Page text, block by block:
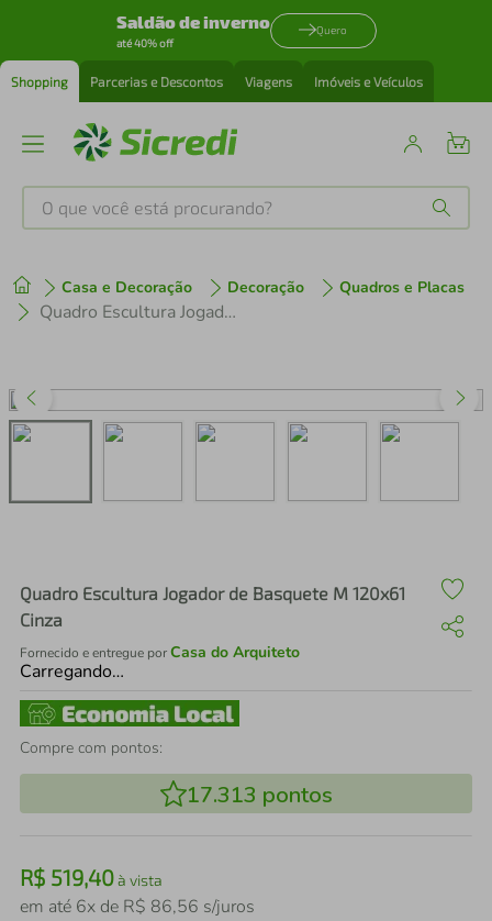
Saldão de inverno
até 40% off
Quero
Shopping Parcerias e Descontos Viagens Imóveis e Veículos
O que você está procurando?
Casa e Decoração Decoração Quadros e Placas
Quadro Escultura Jogador de Basquete M 120x61 Cinza
Quadro Escultura Jogador de Basquete M 120x61
Cinza
Fornecido e entregue porCasa do Arquiteto
Carregando…
Compre com pontos:
17.313 pontos
R$ 519,40à vista
em até 6x de R$ 86,56 s/juros
1º tenis
perfume